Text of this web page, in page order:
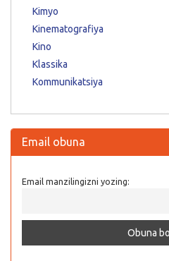
Kimyo
Kinematografiya
Kino
Klassika
Kommunikatsiya
Email obuna
Email manzilingizni yozing: